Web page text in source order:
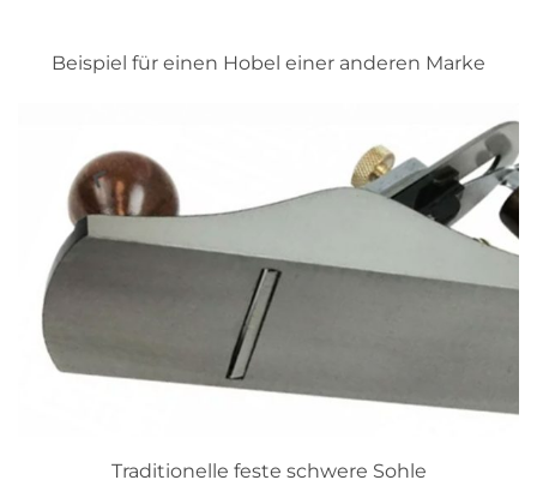
Beispiel für einen Hobel einer anderen Marke
Traditionelle feste schwere Sohle